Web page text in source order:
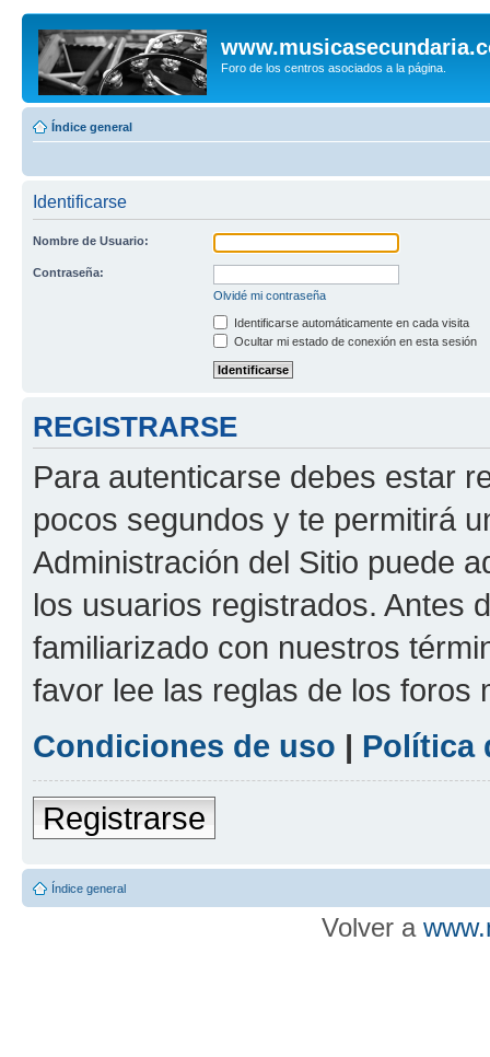
Foro de los centros asociados a la página.
Índice general
Identificarse
Nombre de Usuario:
Contraseña:
Olvidé mi contraseña
Identificarse automáticamente en cada visita
Ocultar mi estado de conexión en esta sesión
REGISTRARSE
Para autenticarse debes estar
pocos segundos y te permitirá
Administración del Sitio puede
los usuarios registrados. Antes
familiarizado con nuestros
favor lee las reglas de los foros
Condiciones de uso | Política
Registrarse
Índice general
Volver a